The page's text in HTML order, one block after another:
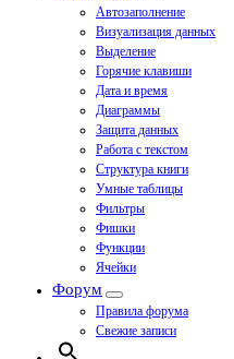
Автозаполнение
Визуализация данных
Выделение
Горячие клавиши
Дата и время
Диаграммы
Защита данных
Работа с текстом
Структура книги
Умные таблицы
Фильтры
Фишки
Функции
Ячейки
Форум
Правила форума
Свежие записи